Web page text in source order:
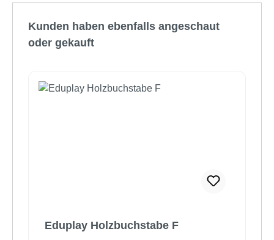
Kunden haben ebenfalls angeschaut
oder gekauft
Eduplay Holzbuchstabe F